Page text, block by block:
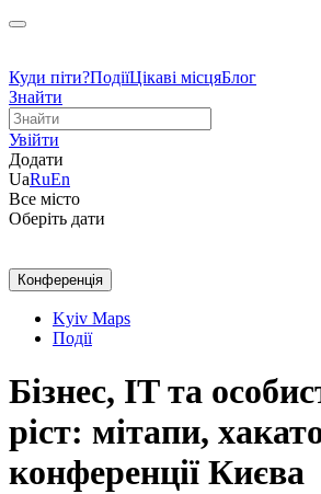
Куди піти?ПодіїЦікаві місцяБлог
Знайти
Увійти
Додати
UaRuEn
Все місто
Оберіть дати
Конференція
Kyiv Maps
Події
Бізнес, IT та
ріст: мітапи,
конференції Києва